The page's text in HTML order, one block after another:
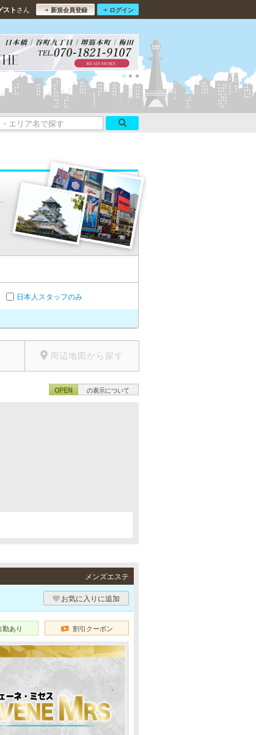
ストさん 新規会員登録 ログイン
日本人スタッフのみ
周辺地図から探す
OPEN の表示について
メンズエステ
お気に入りに追加
勤あり 割引クーポン